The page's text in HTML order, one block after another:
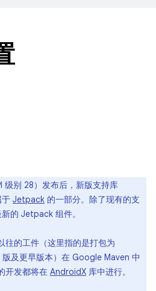
级别 28）发布后，新版支持库
于 Jetpack 的一部分。除了现有的支
的 Jetpack 组件。
往的工件（这里指的是打包为
版及更早版本）在 Google Maven 中
开发都将在 AndroidX 库中进行。